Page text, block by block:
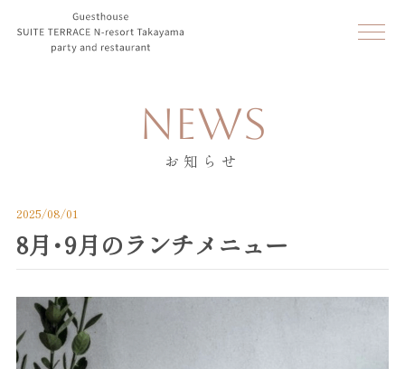
NEWS
お知らせ
2025/08/01
8月・9月のランチメニュー